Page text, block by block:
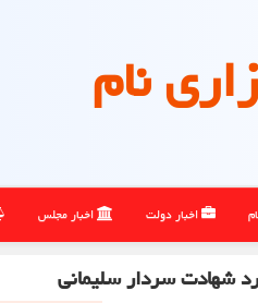
نام
اخبار دولت اخبار مجلس
شهادت سردار سلیمانی